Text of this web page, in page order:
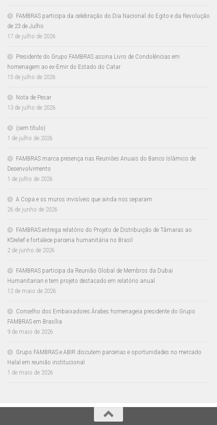
FAMBRAS participa da celebração do Dia Nacional do Egito e da Revolução
de 23 de Julho
17 de julho de 2026
Presidente do Grupo FAMBRAS assina Livro de Condolências em
homenagem ao ex-Emir do Estado do Catar
15 de julho de 2026
Nota de Pesar
13 de julho de 2026
(sem título)
1 de julho de 2026
FAMBRAS marca presença nas Reuniões Anuais do Banco Islâmico de
Desenvolvimento
1 de julho de 2026
A Copa e os muros invisíveis que ainda nos separam
26 de junho de 2026
FAMBRAS entrega relatório do Projeto de Distribuição de Tâmaras ao
KSrelief e fortalece parceria humanitária no Brasil
2 de junho de 2026
FAMBRAS participa da Reunião Global de Membros da Dubai
Humanitarian e tem projeto destacado em relatório anual
12 de maio de 2026
Conselho dos Embaixadores Árabes homenageia presidente do Grupo
FAMBRAS em Brasília
9 de maio de 2026
Grupo FAMBRAS e ABIR discutem parcerias e oportunidades no mercado
Halal em reunião institucional
1 de maio de 2026